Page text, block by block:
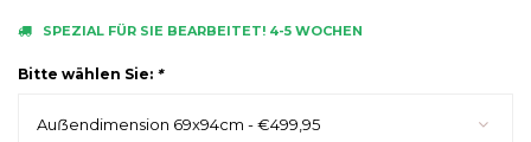
SPEZIAL FÜR SIE BEARBEITET! 4-5 WOCHEN
Bitte wählen Sie: *
Auẞendimension 69x94cm - €499,95